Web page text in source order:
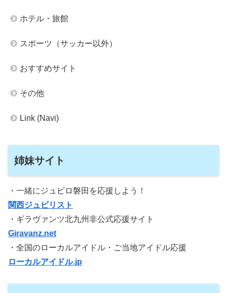
ホテル・旅館
スポーツ（サッカー以外）
おすすめサイト
その他
Link (Navi)
姉妹サイト
・一緒にジュビロ磐田を応援しよう！
関西ジュビリスト
・ギラヴァンツ北九州非公式応援サイト
Giravanz.net
・全国のローカルアイドル・ご当地アイドル応援
ローカルアイドル.jp